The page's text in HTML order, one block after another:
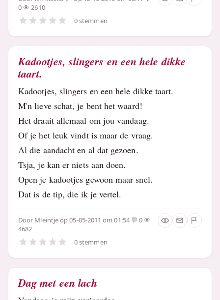
0
2610
0 stemmen
Kadootjes, slingers en een hele dikke
taart.
Kadootjes, slingers en een hele dikke taart.
M'n lieve schat, je bent het waard!
Het draait allemaal om jou vandaag.
Of je het leuk vindt is maar de vraag.
Al die aandacht en al dat gezoen.
Tsja, je kan er niets aan doen.
Open je kadootjes gewoon maar snel.
Dat is de tip, die ik je vertel.
Door Mleintjeop 05-05-2011 om 01:54
0
4682
0 stemmen
Dag met een lach